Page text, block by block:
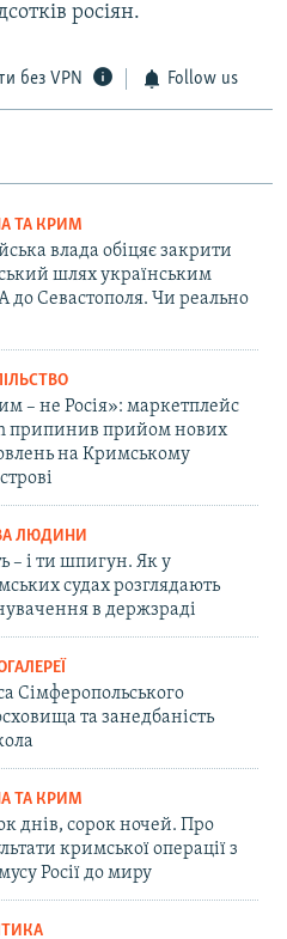
росіян.
без VPN Follow us
ТА КРИМ
влада обіцяє закрити
шлях українським
до Севастополя. Чи реально
– не Росія»: маркетплейс
припинив прийом нових
на Кримському
ЛЮДИНИ
– і ти шпигун. Як у
судах розглядають
в держзраді
Сімферопольського
та занедбаність
ТА КРИМ
днів, сорок ночей. Про
кримської операції з
Росії до миру